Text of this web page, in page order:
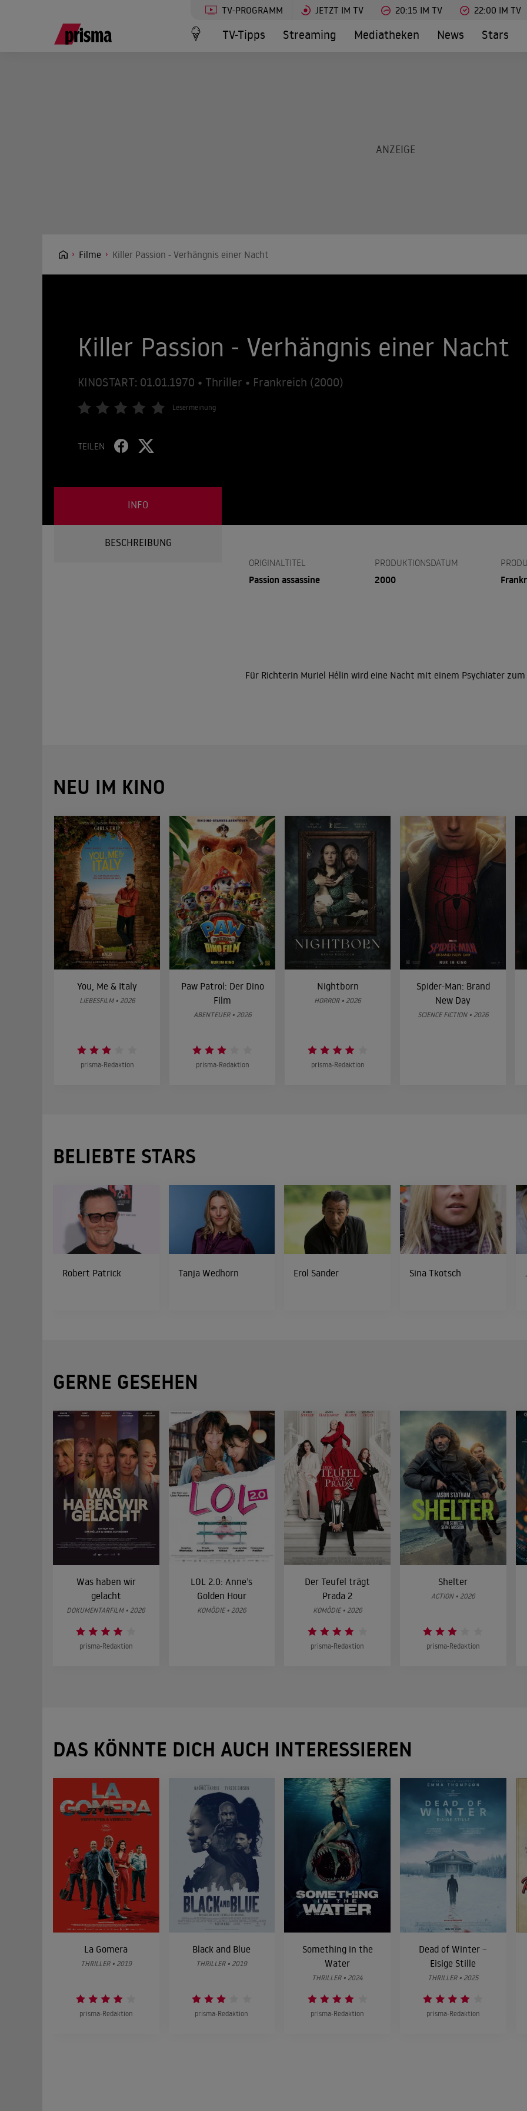
TV-PROGRAMM JETZT IM TV 20:15 IM TV 22:00 IM TV
TV-Tipps Streaming Mediatheken News Stars
Filme Killer Passion - Verhängnis einer Nacht
Killer Passion - Verhängnis einer Nacht
KINOSTART: 01.01.1970 • Thriller • Frankreich (2000)
Lesermeinung
TEILEN
INFO
BESCHREIBUNG
ORIGINALTITEL
Passion assassine
PRODUKTIONSDATUM
2000
Für Richterin Muriel Hélin wird eine Nacht mit einem Psychiater
NEU IM KINO
You, Me & Italy
LIEBESFILM • 2026
prisma-Redaktion
Paw Patrol: Der Dino
Film
ABENTEUER • 2026
prisma-Redaktion
Nightborn
HORROR • 2026
prisma-Redaktion
Spider-Man: Brand
New Day
SCIENCE FICTION • 2026
BELIEBTE STARS
Robert Patrick Tanja Wedhorn Erol Sander Sina Tkotsch
GERNE GESEHEN
Was haben wir
gelacht
DOKUMENTARFILM • 2026
prisma-Redaktion
LOL 2.0: Anne’s
Golden Hour
KOMÖDIE • 2026
Der Teufel trägt
Prada 2
KOMÖDIE • 2026
prisma-Redaktion
Shelter
ACTION • 2026
prisma-Redaktion
DAS KÖNNTE DICH AUCH INTERESSIEREN
La Gomera
THRILLER • 2019
prisma-Redaktion
Black and Blue
THRILLER • 2019
prisma-Redaktion
Something in the
Water
THRILLER • 2024
prisma-Redaktion
Dead of Winter –
Eisige Stille
THRILLER • 2025
prisma-Redaktion